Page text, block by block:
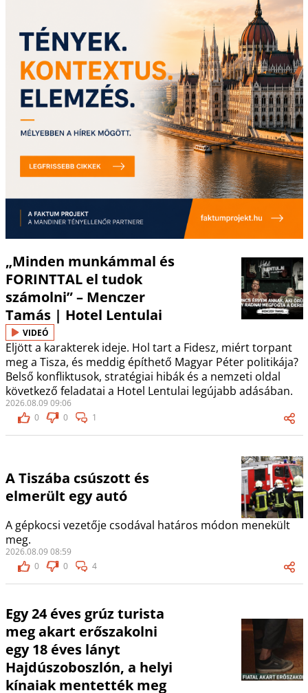
„Minden munkámmal és
FORINTTAL el tudok
számolni” – Menczer
Tamás | Hotel Lentulai
VIDEÓ
Eljött a karakterek ideje. Hol tart a Fidesz, miért torpant
meg a Tisza, és meddig építhető Magyar Péter politikája?
Belső konfliktusok, stratégiai hibák és a nemzeti oldal
következő feladatai a Hotel Lentulai legújabb adásában.
2026.08.09 09:06
0
0 1
A Tiszába csúszott és
elmerült egy autó
A gépkocsi vezetője csodával határos módon menekült
meg.
2026.08.09 08:59
0
0 4
Egy 24 éves grúz turista
meg akart erőszakolni
egy 18 éves lányt
Hajdúszoboszlón, a helyi
kínaiak mentették meg